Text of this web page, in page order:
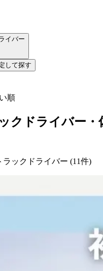
イバー
して探す
順
クドライバー・
ラックドライバー (11件)